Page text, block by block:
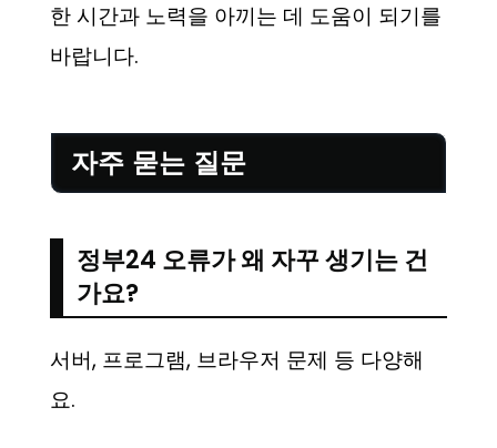
한 시간과 노력을 아끼는 데 도움이 되기를
바랍니다.
자주 묻는 질문
정부24 오류가 왜 자꾸 생기는 건
가요?
서버, 프로그램, 브라우저 문제 등 다양해
요.